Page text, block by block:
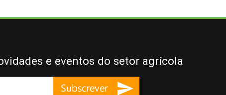
e eventos do setor agrícola